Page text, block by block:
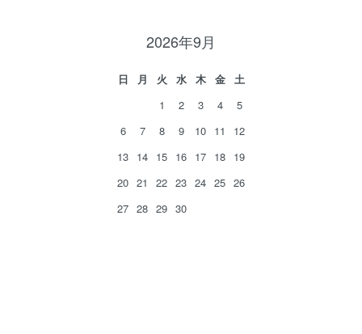
2026年9月
日 月 火 水 木 金
土
1
2 3 4
5
6
7 8 9 10 11
12
13 14 15 16 17 18 19
20 21 22 23 24 25 26
27 28 29 30